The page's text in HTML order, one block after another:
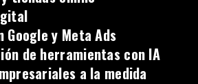
Google y Meta Ads
de herramientas con IA
a la medida